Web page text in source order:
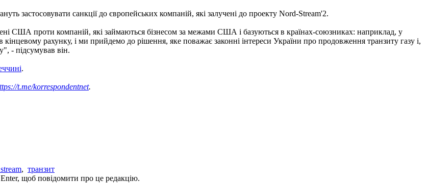
застосовувати санкції до європейських компаній, які залучені до проекту Nord-Stream'2.
США проти компаній, які займаються бізнесом за межами США і базуються в країнах-союзниках: наприклад, у
рахунку, і ми прийдемо до рішення, яке поважає законні інтереси України про продовження транзиту газу і,
- підсумував він.
.
t.me/korrespondentnet.
, транзит
щоб повідомити про це редакцію.